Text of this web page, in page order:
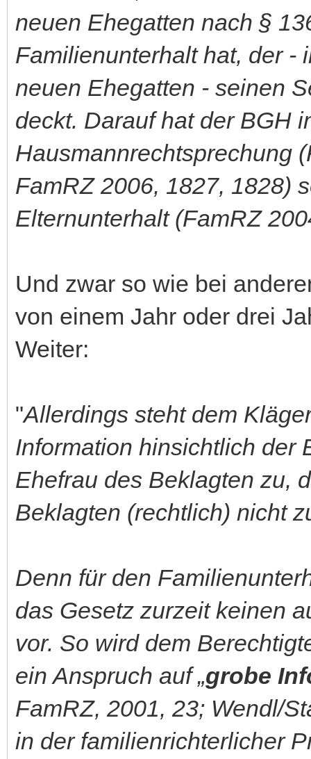
neuen Ehegatten nach §
Familienunterhalt hat, der -
neuen Ehegatten - seinen
deckt. Darauf hat der BGH
Hausmannrechtsprechung
FamRZ 2006, 1827, 1828)
Elternunterhalt (FamRZ
Und zwar so wie bei
von einem Jahr oder drei
Weiter:
"Allerdings steht dem
Information hinsichtlich der
Ehefrau des Beklagten zu,
Beklagten (rechtlich) nicht
Denn für den
das Gesetz zurzeit keinen
vor. So wird dem
ein Anspruch auf „grobe
FamRZ, 2001, 23; Wendl/
in der familienrichterlicher